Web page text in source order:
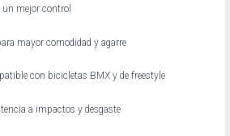
mejor control
mayor comodidad y agarre
con bicicletas BMX y de freestyle
a impactos y desgaste